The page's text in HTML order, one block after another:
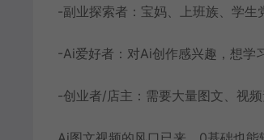
-副业探索者：宝妈、上班族、学生
-Ai爱好者：对Ai创作感兴趣，想学
-创业者/店主：需要大量图文、视